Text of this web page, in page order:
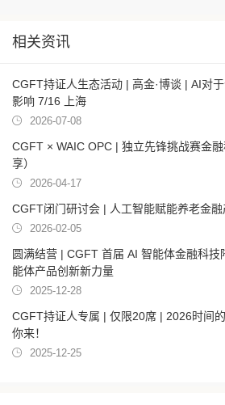
相关资讯
CGFT持证人生态活动 | 高金·博谈 | AI对
影响 7/16 上海
2026-07-08
CGFT × WAIC OPC | 独立先锋挑战赛金
享）
2026-04-17
CGFT闭门研讨会 | 人工智能赋能养老金
2026-02-05
圆满结营 | CGFT 首届 AI 智能体金融科技
能体产品创新新力量
2025-12-28
CGFT持证人专属 | 仅限20席 | 2026时间
你来！
2025-12-25